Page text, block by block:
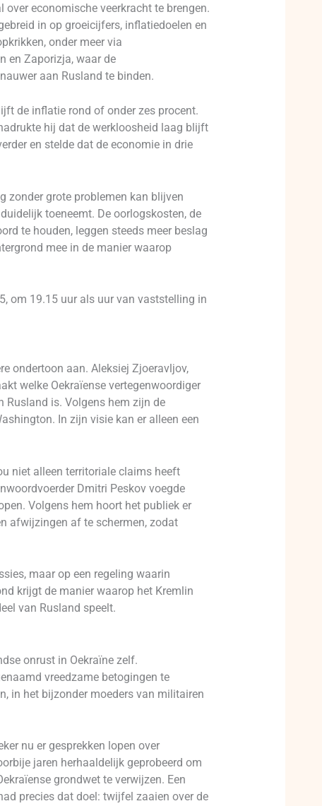
economische veerkracht te brengen.
in op groeicijfers, inflatiedoelen en
onder meer via
en Zaporizja, waar de
aan Rusland te binden.
de inflatie rond of onder zes procent.
hij dat de werkloosheid laag blijft
en stelde dat de economie in drie
zonder grote problemen kan blijven
toeneemt. De oorlogskosten, de
te houden, leggen steeds meer beslag
mee in de manier waarop
om 19.15 uur als uur van vaststelling in
ondertoon aan. Aleksiej Zjoeravljov,
welke Oekraïense vertegenwoordiger
Rusland is. Volgens hem zijn de
In zijn visie kan er alleen een
niet alleen territoriale claims heeft
Dmitri Peskov voegde
Volgens hem hoort het publiek er
afwijzingen af te schermen, zodat
maar op een regeling waarin
krijgt de manier waarop het Kremlin
van Rusland speelt.
onrust in Oekraïne zelf.
vreedzame betogingen te
in het bijzonder moeders van militairen
nu er gesprekken lopen over
jaren herhaaldelijk geprobeerd om
grondwet te verwijzen. Een
precies dat doel: twijfel zaaien over de